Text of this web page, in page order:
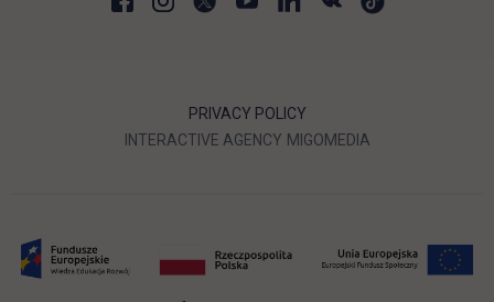
PRIVACY POLICY
INTERACTIVE AGENCYLINK OPENS IN A NEW TAB
MIGOMEDIA